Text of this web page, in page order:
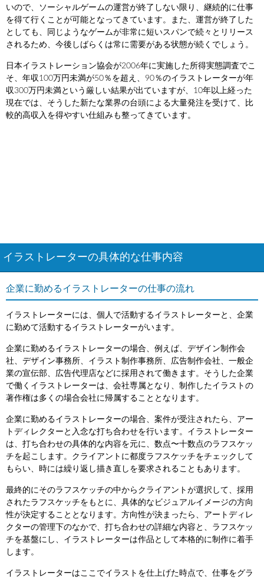
いので、ソーシャルゲームの運営が終了しない限り、継続的に仕事
を得て行くことが可能となってきています。また、運営が終了した
としても、同じようなゲームが非常に短いスパンで続々とリリース
されるため、今後しばらくは常に需要がある状態が続くでしょう。
日本イラストレーション協会が2006年に実施した所得実態調査でこ
そ、年収100万円未満が50％を超え、90％のイラストレーターが年
収300万円未満という厳しい結果が出ていますが、10年以上経った
現在では、そうした新たな業界の台頭による大量発注を受けて、比
較的高収入を得やすい仕組みも整ってきています。
イラストレーターの具体的な仕事内容
企業に勤めるイラストレーターの仕事の流れ
イラストレーターには、個人で活動するイラストレーターと、企業
に勤めて活動するイラストレーターがいます。
企業に勤めるイラストレーターの場合、例えば、デザイン制作会
社、デザイン事務所、イラスト制作事務所、広告制作会社、一般企
業の宣伝部、広告代理店などに採用されて働きます。そうした企業
で働くイラストレーターは、会社専属となり、制作したイラストの
著作権は多くの場合会社に帰属することとなります。
企業に勤めるイラストレーターの場合、案件が受注されたら、アー
トディレクターと入念な打ち合わせを行います。イラストレーター
は、打ち合わせの具体的な内容を元に、数点〜十数点のラフスケッ
チを起こします。クライアントに都度ラフスケッチをチェックして
もらい、時には繰り返し描き直しを要求されることもあります。
最終的にそのラフスケッチの中からクライアントが選択して、採用
されたラフスケッチをもとに、具体的なビジュアルイメージの方向
性が決定することとなります。方向性が決まったら、アートディレ
クターの管理下のなかで、打ち合わせの詳細な内容と、ラフスケッ
チを基盤にし、イラストレーターは作品として本格的に制作に着手
します。
イラストレーターはここでイラストを仕上げた時点で、仕事をグラ